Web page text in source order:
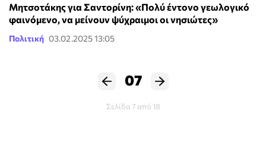
Μητσοτάκης για Σαντορίνη: «Πολύ έντονο γεωλογικό
φαινόμενο, να μείνουν ψύχραιμοι οι νησιώτες»
Πολιτική 03.02.2025 13:05
07
Σελίδα 7 από 18